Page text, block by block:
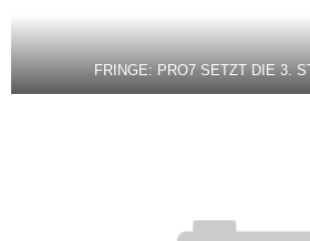
FRINGE: PRO7 SETZT DIE 3.